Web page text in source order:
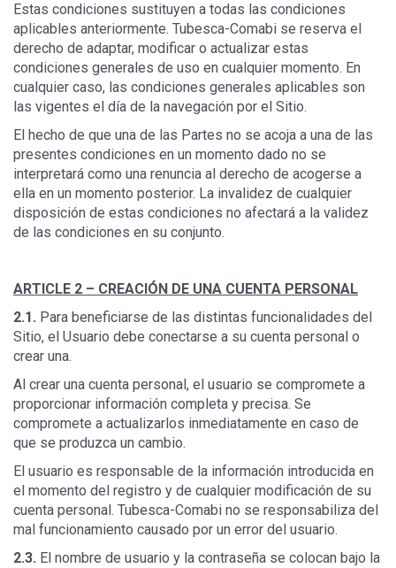
Estas condiciones sustituyen a todas las condiciones
aplicables anteriormente. Tubesca-Comabi se reserva el
derecho de adaptar, modificar o actualizar estas
condiciones generales de uso en cualquier momento. En
cualquier caso, las condiciones generales aplicables son
las vigentes el día de la navegación por el Sitio.
El hecho de que una de las Partes no se acoja a una de las
presentes condiciones en un momento dado no se
interpretará como una renuncia al derecho de acogerse a
ella en un momento posterior. La invalidez de cualquier
disposición de estas condiciones no afectará a la validez
de las condiciones en su conjunto.
ARTICLE 2 – CREACIÓN DE UNA CUENTA PERSONAL
2.1. Para beneficiarse de las distintas funcionalidades del
Sitio, el Usuario debe conectarse a su cuenta personal o
crear una.
Al crear una cuenta personal, el usuario se compromete a
proporcionar información completa y precisa. Se
compromete a actualizarlos inmediatamente en caso de
que se produzca un cambio.
El usuario es responsable de la información introducida en
el momento del registro y de cualquier modificación de su
cuenta personal. Tubesca-Comabi no se responsabiliza del
mal funcionamiento causado por un error del usuario.
2.3. El nombre de usuario y la contraseña se colocan bajo la